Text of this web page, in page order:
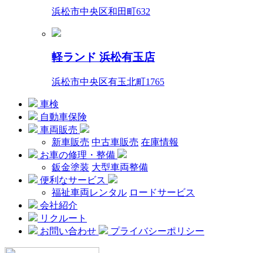
浜松市中央区和田町632
軽ランド 浜松有玉店
浜松市中央区有玉北町1765
車検
自動車保険
車両販売
新車販売 中古車販売 在庫情報
お車の修理・整備
鈑金塗装 大型車両整備
便利なサービス
福祉車両レンタル ロードサービス
会社紹介
リクルート
お問い合わせ
プライバシーポリシー